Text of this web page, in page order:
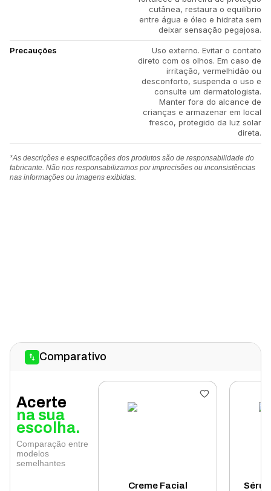
cutânea, restaura o equilíbrio
entre água e óleo e hidrata sem
deixar sensação pegajosa.
Precauções
Uso externo. Evitar o contato
direto com os olhos. Em caso de
irritação, vermelhidão ou
desconforto, suspenda o uso e
consulte um dermatologista.
Manter fora do alcance de
crianças e armazenar em local
fresco, protegido da luz solar
direta.
*As descrições e especificações dos produtos são de responsabilidade do
fabricante. Não nos responsabilizamos por imprecisões ou inconsistências
nas informações ou imagens exibidas.
Comparativo
Acerte
na sua
escolha.
Comparação entre
modelos
semelhantes
Creme Facial